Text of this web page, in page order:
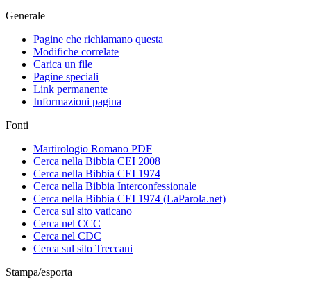
Generale
Pagine che richiamano questa
Modifiche correlate
Carica un file
Pagine speciali
Link permanente
Informazioni pagina
Fonti
Martirologio Romano PDF
Cerca nella Bibbia CEI 2008
Cerca nella Bibbia CEI 1974
Cerca nella Bibbia Interconfessionale
Cerca nella Bibbia CEI 1974 (LaParola.net)
Cerca sul sito vaticano
Cerca nel CCC
Cerca nel CDC
Cerca sul sito Treccani
Stampa/esporta